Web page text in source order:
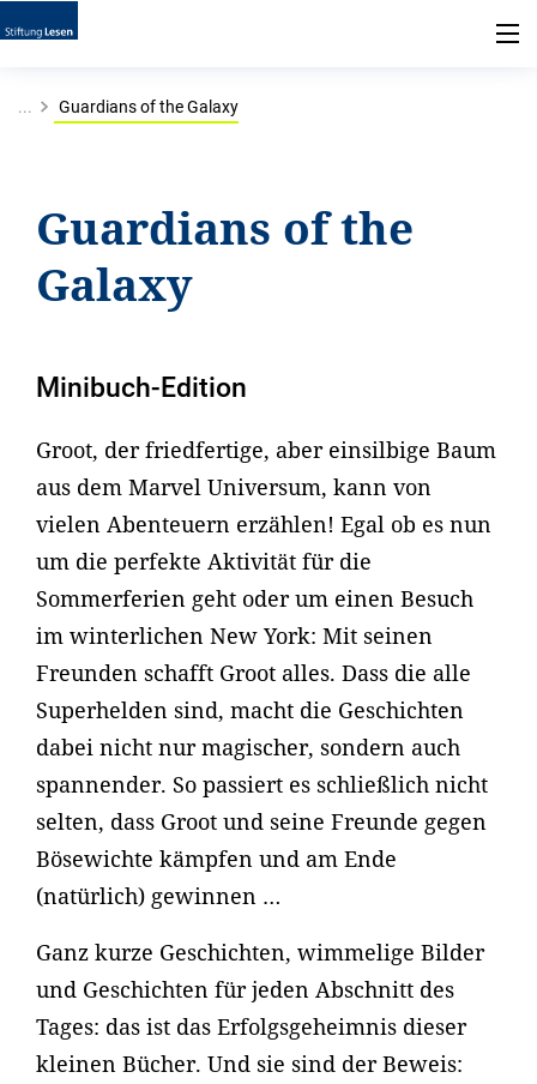
... Guardians of the Galaxy
Guardians of the
Galaxy
Minibuch-Edition
Groot, der friedfertige, aber einsilbige Baum
aus dem Marvel Universum, kann von
vielen Abenteuern erzählen! Egal ob es nun
um die perfekte Aktivität für die
Sommerferien geht oder um einen Besuch
im winterlichen New York: Mit seinen
Freunden schafft Groot alles. Dass die alle
Superhelden sind, macht die Geschichten
dabei nicht nur magischer, sondern auch
spannender. So passiert es schließlich nicht
selten, dass Groot und seine Freunde gegen
Bösewichte kämpfen und am Ende
(natürlich) gewinnen …
Ganz kurze Geschichten, wimmelige Bilder
und Geschichten für jeden Abschnitt des
Tages: das ist das Erfolgsgeheimnis dieser
kleinen Bücher. Und sie sind der Beweis: